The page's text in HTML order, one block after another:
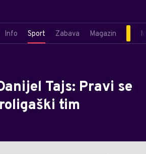
Info Sport Zabava Magazin
Tajs: Pravi se
tim